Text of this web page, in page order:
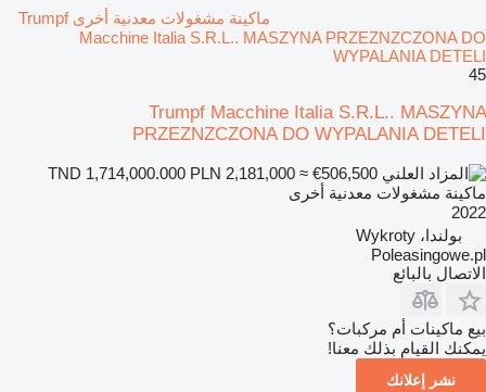
ماكينة مشغولات معدنية أخرى Trumpf
Macchine Italia S.R.L.. MASZYNA PRZEZNZCZONA DO
WYPALANIA DETELI
45
Trumpf Macchine Italia S.R.L.. MASZYNA
PRZEZNZCZONA DO WYPALANIA DETELI
PLN 2,181,000 ≈ €506,500
ماكينة مشغولات معدنية أخرى
2022
بولندا، Wykroty
Poleasingowe.pl
الاتصال بالبائع
بيع ماكينات أم مركبات؟
يمكنك القيام بذلك معنا!
نشر إعلانك